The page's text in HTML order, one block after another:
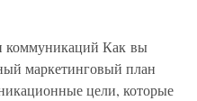
коммуникаций Как вы
маркетинговый план
цели, которые